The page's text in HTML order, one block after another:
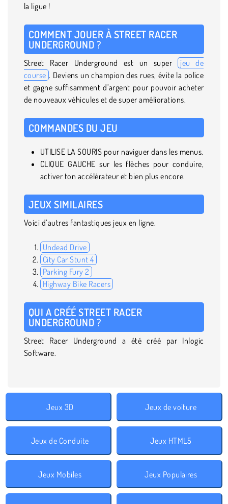
la ligue !
COMMENT JOUER À STREET RACER
UNDERGROUND ?
Street Racer Underground est un super jeu de
course . Deviens un champion des rues, évite la police
et gagne suffisamment d’argent pour pouvoir acheter
de nouveaux véhicules et de super améliorations.
COMMANDES DU JEU
UTILISE LA SOURIS pour naviguer dans les menus.
CLIQUE GAUCHE sur les flèches pour conduire,
activer ton accélérateur et bien plus encore.
JEUX SIMILAIRES
Voici d’autres fantastiques jeux en ligne.
Undead Drive
City Car Stunt 4
Parking Fury 2
Highway Bike Racers
QUI A CRÉÉ STREET RACER
UNDERGROUND ?
Street Racer Underground a été créé par Inlogic
Software.
Jeux 3D Jeux de voiture
Jeux de Conduite Jeux HTML5
Jeux Mobiles Jeux Populaires